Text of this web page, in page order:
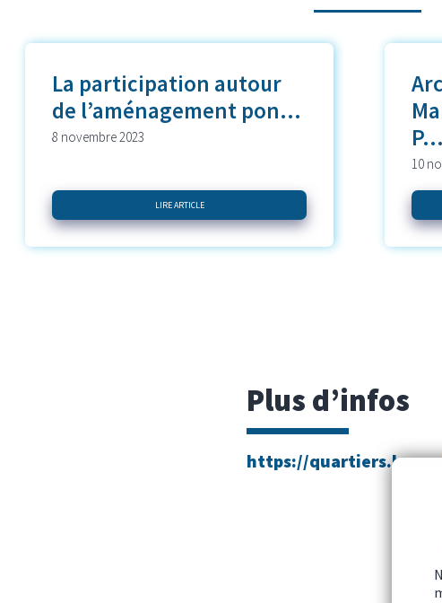
La participation autour
de l’aménagement pon...
8 novembre 2023
LIRE ARTICLE
P...
10
Plus d’infos
https://